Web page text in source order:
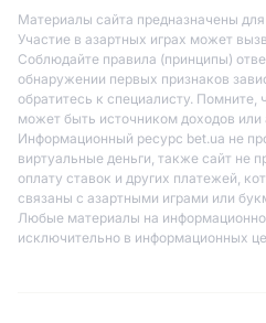
Материалы сайта предназначены для
Участие в азартных играх может
Соблюдайте правила (принципы)
обнаружении первых признаков
обратитесь к специалисту. Помните,
может быть источником доходов или
Информационный ресурс bet.ua не
виртуальные деньги, также сайт не
оплату ставок и других платежей,
связаны с азартными играми или
Любые материалы на
исключительно в информационных